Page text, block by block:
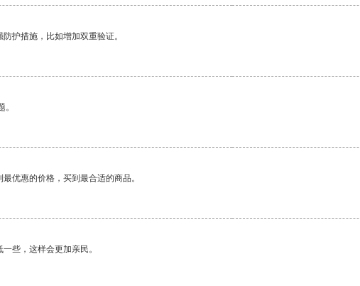
护措施，比如增加双重验证。
优惠的价格，买到最合适的商品。
些，这样会更加亲民。